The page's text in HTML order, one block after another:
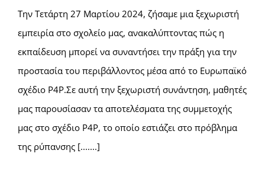
Την Τετάρτη 27 Μαρτίου 2024, ζήσαμε μια ξεχωριστή
εμπειρία στο σχολείο μας, ανακαλύπτοντας πώς η
εκπαίδευση μπορεί να συναντήσει την πράξη για την
προστασία του περιβάλλοντος μέσα από το Ευρωπαϊκό
σχέδιο P4P.Σε αυτή την ξεχωριστή συνάντηση, μαθητές
μας παρουσίασαν τα αποτελέσματα της συμμετοχής
μας στο σχέδιο P4P, το οποίο εστιάζει στο πρόβλημα
της ρύπανσης [.......]